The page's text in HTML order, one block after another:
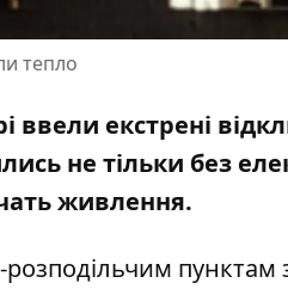
тепло
ввели екстрені
не тільки без
живлення.